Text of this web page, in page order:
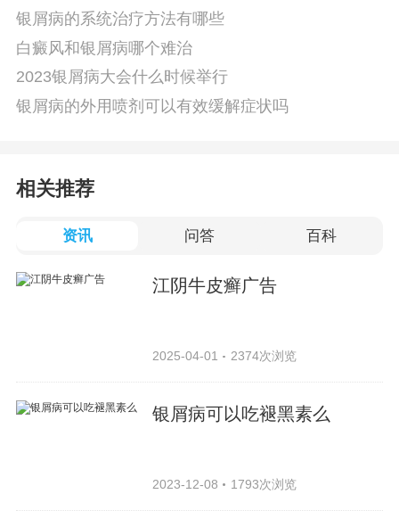
银屑病的系统治疗方法有哪些
白癜风和银屑病哪个难治
2023银屑病大会什么时候举行
银屑病的外用喷剂可以有效缓解症状吗
相关推荐
资讯 问答 百科
江阴牛皮癣广告
2025-04-01 2374次浏览
银屑病可以吃褪黑素么
2023-12-08 1793次浏览